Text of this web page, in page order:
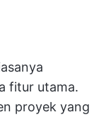
fitur utama.
proyek yang